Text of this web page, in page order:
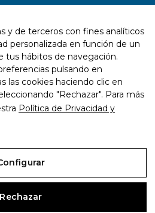
de infraestructuras
y de terceros con fines analíticos
personalizada en función de un
tus hábitos de navegación.
pulsando en
las cookies haciendo clic en
"Rechazar". Para más
Política de Privacidad y
Rechazar
Aviso Legal